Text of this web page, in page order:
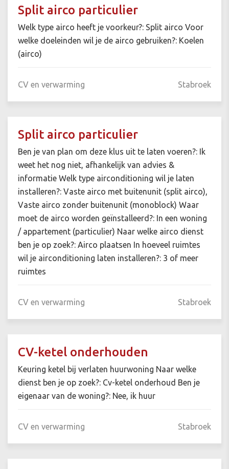
Split airco particulier
Welk type airco heeft je voorkeur?: Split airco Voor
welke doeleinden wil je de airco gebruiken?: Koelen
(airco)
CV en verwarming Stabroek
Split airco particulier
Ben je van plan om deze klus uit te laten voeren?: Ik
weet het nog niet, afhankelijk van advies &
informatie Welk type airconditioning wil je laten
installeren?: Vaste airco met buitenunit (split airco),
Vaste airco zonder buitenunit (monoblock) Waar
moet de airco worden geïnstalleerd?: In een woning
/ appartement (particulier) Naar welke airco dienst
ben je op zoek?: Airco plaatsen In hoeveel ruimtes
wil je airconditioning laten installeren?: 3 of meer
ruimtes
CV en verwarming Stabroek
CV-ketel onderhouden
Keuring ketel bij verlaten huurwoning Naar welke
dienst ben je op zoek?: Cv-ketel onderhoud Ben je
eigenaar van de woning?: Nee, ik huur
CV en verwarming Stabroek